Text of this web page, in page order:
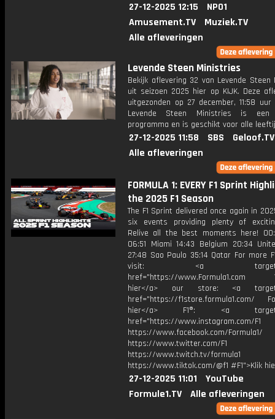
27-12-2025 12:15
NPO1
Amusement.TV
Muziek.TV
Alle afleveringen
Levende Steen Ministries
Bekijk aflevering 32 van Levende Steen
uit seizoen 2025 hier op KIJK. Deze
uitgezonden op 27 december, 11:58
Levende Steen Ministries is een
programma en is geschikt voor alle
27-12-2025 11:58 SBS
Geloof.TV
Alle afleveringen
FORMULA 1: EVERY F1 Sprint
the 2025 F1 Season
The F1 Sprint delivered once again in
six events providing plenty of
Relive all the best moments here!
06:51 Miami 14:43 Belgium 20:34
27:48 Sao Paulo 35:14 Qatar For more
visit: <a
href="https://www.Formula1.com
hier</a> our store: <a
href="https://f1store.formula1.com/
hier</a> F1®: <a
href="https://www.instagram.com/F1
https://www.facebook.com/Formula1/
https://www.twitter.com/F1
https://www.twitch.tv/formula1
https://www.tiktok.com/@f1 #F1">Klik
27-12-2025 11:01
YouTube
Formule1.TV
Alle afleveringen